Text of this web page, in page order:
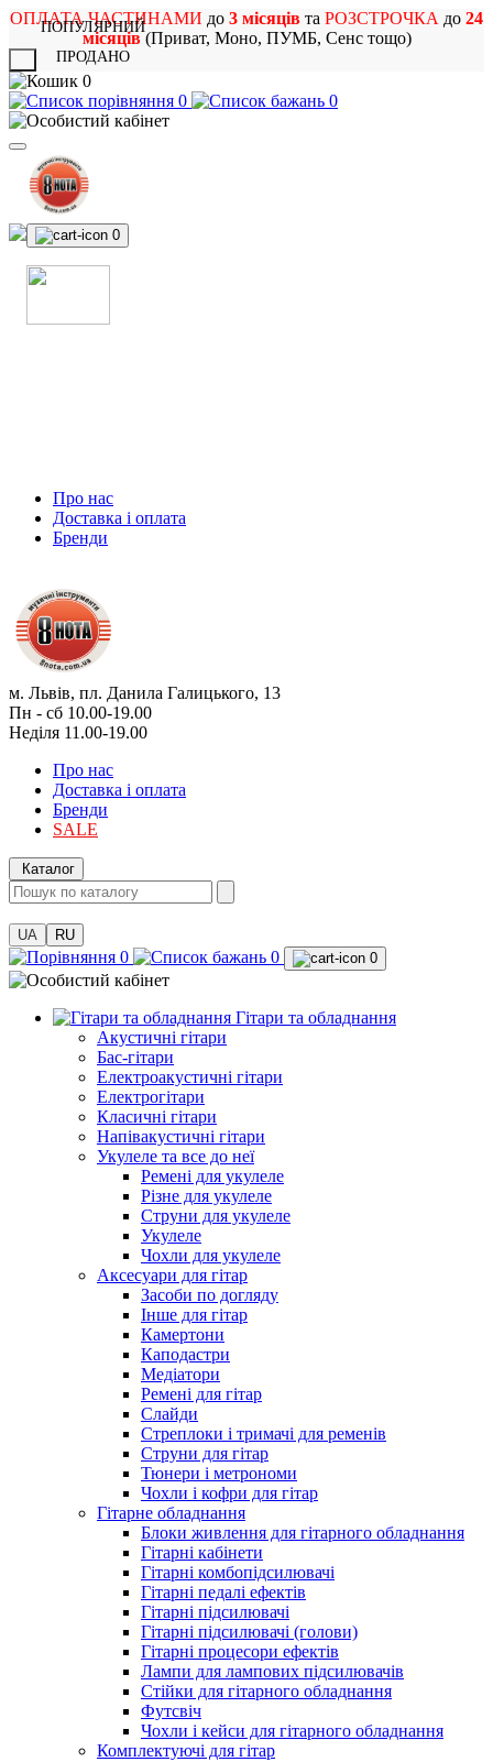
ОПЛАТА ЧАСТИНАМИ до 3 місяців та РОЗСТРОЧКА до 24
місяців(Приват, Моно, ПУМБ, Сенс тощо)
0
0
0
0
Про нас
Доставка і оплата
Бренди
м. Львів, пл. Данила Галицького, 13
Пн - сб 10.00-19.00
Неділя 11.00-19.00
Про нас
Доставка і оплата
Бренди
SALE
Каталог
UA RU
0 0 0
Гітари та обладнання
Акустичні гітари
Бас-гітари
Електроакустичні гітари
Електрогітари
Класичні гітари
Напівакустичні гітари
Укулеле та все до неї
Ремені для укулеле
Різне для укулеле
Струни для укулеле
Укулеле
Чохли для укулеле
Аксесуари для гітар
Засоби по догляду
Інше для гітар
Камертони
Каподастри
Медіатори
Ремені для гітар
Слайди
Стреплоки і тримачі для ременів
Струни для гітар
Тюнери і метрономи
Чохли і кофри для гітар
Гітарне обладнання
Блоки живлення для гітарного обладнання
Гітарні кабінети
Гітарні комбопідсилювачі
Гітарні педалі ефектів
Гітарні підсилювачі
Гітарні підсилювачі (голови)
Гітарні процесори ефектів
Лампи для лампових підсилювачів
Стійки для гітарного обладнання
Футсвіч
Чохли і кейси для гітарного обладнання
Комплектуючі для гітар
ПОПУЛЯРНИЙ
ПРОДАНО